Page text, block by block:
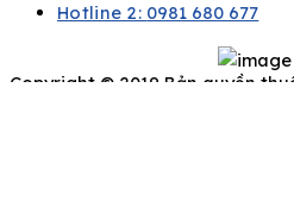
Hotline 2: 0981 680 677
Copyright © 2019 Bản quyền